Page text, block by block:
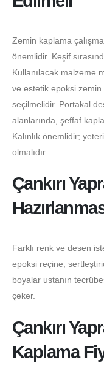
Zemin kaplama
önemlidir. Keşif
Kullanılacak malzeme
ve estetik epoksi
seçilmelidir. Portakal
alanlarında, şeffaf
Kalınlık önemlidir;
olmalıdır.
Çankırı
Farklı renk ve desen
epoksi reçine,
boyalar ustanın
çeker.
Çankırı
Kaplama